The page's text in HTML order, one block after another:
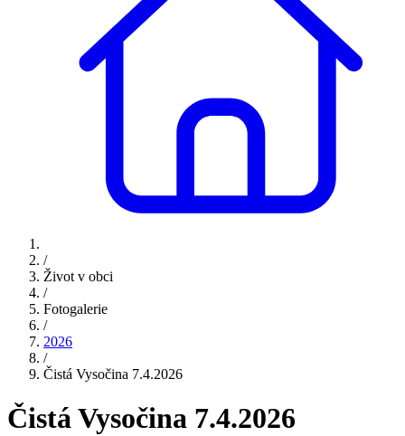
/
Život v obci
/
Fotogalerie
/
2026
/
Čistá Vysočina 7.4.2026
Čistá Vysočina 7.4.2026